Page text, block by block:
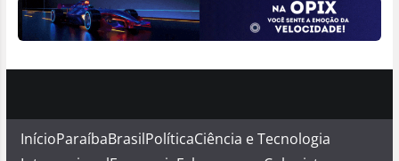
InícioParaíbaBrasilPolíticaCiência e Tecnologia